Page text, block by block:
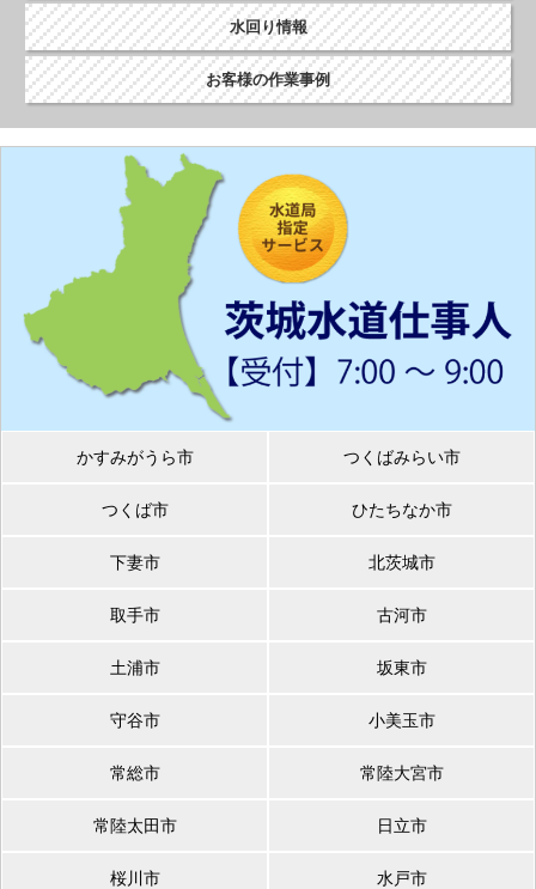
水回り情報
お客様の作業事例
かすみがうら市 つくばみらい市
つくば市 ひたちなか市
下妻市 北茨城市
取手市 古河市
土浦市 坂東市
守谷市 小美玉市
常総市 常陸大宮市
常陸太田市 日立市
桜川市 水戸市